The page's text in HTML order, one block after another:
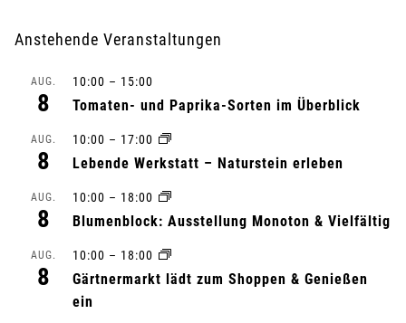
a
Anstehende Veranstaltungen
AUG.
8
10:00 – 15:00
Tomaten- und Paprika-Sorten im Überblick
AUG.
8
10:00 – 17:00
Lebende Werkstatt – Naturstein erleben
AUG.
8
10:00 – 18:00
Blumenblock: Ausstellung Monoton & Vielfältig
AUG.
8
10:00 – 18:00
Gärtnermarkt lädt zum Shoppen & Genießen
ein